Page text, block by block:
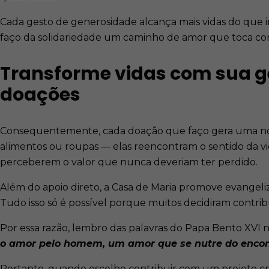
Cada gesto de generosidade alcança mais vidas do
faço da solidariedade um caminho de amor que toca
Transforme vidas com sua
doações
Consequentemente, cada doação que faço gera uma
alimentos ou roupas — elas reencontram o sentido da
perceberem o valor que nunca deveriam ter perdido.
Além do apoio direto, a Casa de Maria promove
Tudo isso só é possível porque muitos decidiram
Por essa razão, lembro das palavras do Papa Bento XVI
o amor pelo homem, um amor que se nutre do